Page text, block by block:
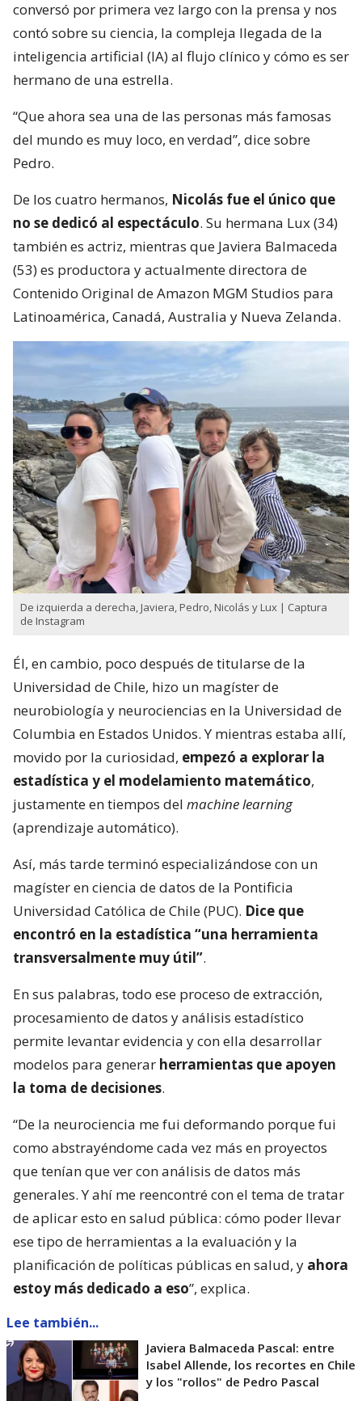
conversó por primera vez largo con la prensa y nos
contó sobre su ciencia, la compleja llegada de la
inteligencia artificial (IA) al flujo clínico y cómo es ser
hermano de una estrella.
“Que ahora sea una de las personas más famosas
del mundo es muy loco, en verdad”, dice sobre
Pedro.
De los cuatro hermanos, Nicolás fue el único que
no se dedicó al espectáculo. Su hermana Lux (34)
también es actriz, mientras que Javiera Balmaceda
(53) es productora y actualmente directora de
Contenido Original de Amazon MGM Studios para
Latinoamérica, Canadá, Australia y Nueva Zelanda.
De izquierda a derecha, Javiera, Pedro, Nicolás y Lux | Captura
de Instagram
Él, en cambio, poco después de titularse de la
Universidad de Chile, hizo un magíster de
neurobiología y neurociencias en la Universidad de
Columbia en Estados Unidos. Y mientras estaba allí,
movido por la curiosidad, empezó a explorar la
estadística y el modelamiento matemático,
justamente en tiempos del machine learning
(aprendizaje automático).
Así, más tarde terminó especializándose con un
magíster en ciencia de datos de la Pontificia
Universidad Católica de Chile (PUC). Dice que
encontró en la estadística “una herramienta
transversalmente muy útil”.
En sus palabras, todo ese proceso de extracción,
procesamiento de datos y análisis estadístico
permite levantar evidencia y con ella desarrollar
modelos para generar herramientas que apoyen
la toma de decisiones.
“De la neurociencia me fui deformando porque fui
como abstrayéndome cada vez más en proyectos
que tenían que ver con análisis de datos más
generales. Y ahí me reencontré con el tema de tratar
de aplicar esto en salud pública: cómo poder llevar
ese tipo de herramientas a la evaluación y la
planificación de políticas públicas en salud, y ahora
estoy más dedicado a eso”, explica.
Lee también...
Javiera Balmaceda Pascal: entre
Isabel Allende, los recortes en Chile
y los "rollos" de Pedro Pascal